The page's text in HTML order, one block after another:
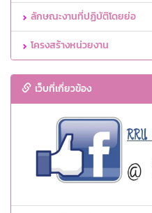
ลักษณะงานที่ปฏิบัติโดยย่อ
โครงสร้างหน่วยงาน
เว็บที่เกี่ยวข้อง